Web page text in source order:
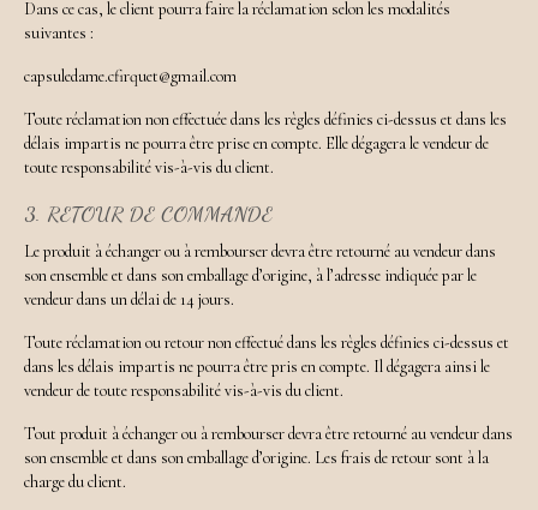
Dans ce cas, le client pourra faire la réclamation selon les modalités
suivantes :
capsuledame.cfirquet@gmail.com
Toute réclamation non effectuée dans les règles définies ci-dessus et dans les
délais impartis ne pourra être prise en compte. Elle dégagera le vendeur de
toute responsabilité vis-à-vis du client.
3. RETOUR DE COMMANDE
Le produit à échanger ou à rembourser devra être retourné au vendeur dans
son ensemble et dans son emballage d’origine, à l’adresse indiquée par le
vendeur dans un délai de 14 jours.
Toute réclamation ou retour non effectué dans les règles définies ci-dessus et
dans les délais impartis ne pourra être pris en compte. Il dégagera ainsi le
vendeur de toute responsabilité vis-à-vis du client.
Tout produit à échanger ou à rembourser devra être retourné au vendeur dans
son ensemble et dans son emballage d’origine. Les frais de retour sont à la
charge du client.